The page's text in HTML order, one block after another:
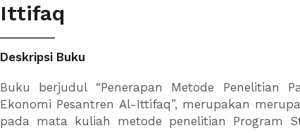
Ittifaq
Deskripsi Buku
Buku berjudul “Penerapan Metode Penelitian
Ekonomi Pesantren Al-Ittifaq”, merupakan
pada mata kuliah metode penelitian Program